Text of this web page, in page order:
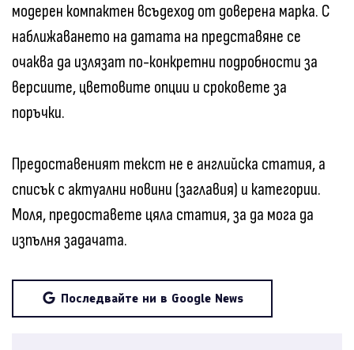
модерен компактен всъдеход от доверена марка. С
наближаването на датата на представяне се
очаква да излязат по-конкретни подробности за
версиите, цветовите опции и сроковете за
поръчки.
Предоставеният текст не е английска статия, а
списък с актуални новини (заглавия) и категории.
Моля, предоставете цяла статия, за да мога да
изпълня задачата.
Последвайте ни в Google News